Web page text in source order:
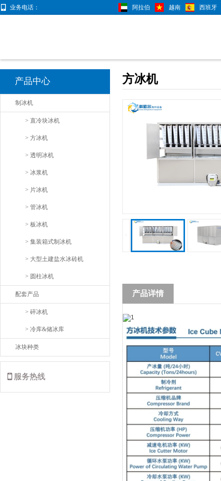
业务电话： 阿拉伯 越南 西班牙
产品中心
制冰机
> 直冷块冰机
> 方冰机
> 透明冰机
> 冰浆机
> 片冰机
> 管冰机
> 板冰机
> 集装箱式制冰机
> 大型土建盐水冰砖机
> 圆柱冰机
配套产品
> 碎冰机
> 冷库&储冰库
冰块种类
服务热线
方冰机
产品详情